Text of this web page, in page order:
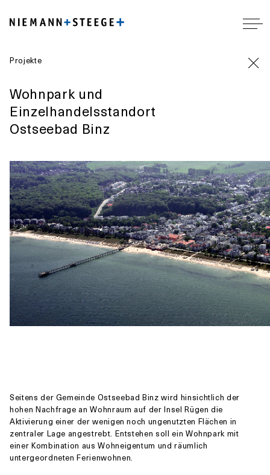
Projekte
Wohnpark und
Einzelhandelsstandort
Ostseebad Binz
Seitens der Gemeinde Ostseebad Binz wird hinsichtlich der
hohen Nachfrage an Wohnraum auf der Insel Rügen die
Aktivierung einer der wenigen noch ungenutzten Flächen in
zentraler Lage angestrebt. Entstehen soll ein Wohnpark mit
einer Kombination aus Wohneigentum und räumlich
untergeordneten Ferienwohnen.